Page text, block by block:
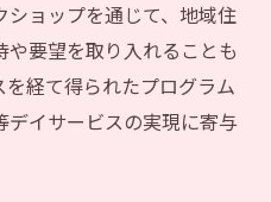
る工夫
ベーション維持
の取り組み
戦略策定
ョップを通じて、地域住
要望を取り入れることも
経て得られたプログラム
イサービスの実現に寄与